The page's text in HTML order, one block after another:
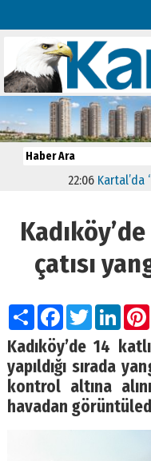
22:06 Kartal’da
çatısı
PaylaşFacebook
Twitter
Kadıköy’de 14
yapıldığı sırada
kontrol altına
havadan